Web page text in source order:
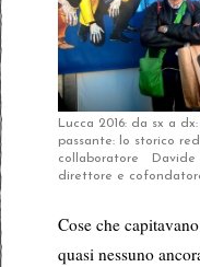
Lucca 2016: da sx a
passante: lo storico
collaboratore Davide
direttore e
Cose che
quasi nessuno